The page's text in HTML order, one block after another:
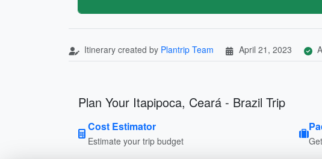
Itinerary created by Plantrip Team April 21, 2023
Plan Your Itapipoca, Ceará - Brazil Trip
Cost Estimator
Estimate your trip budget